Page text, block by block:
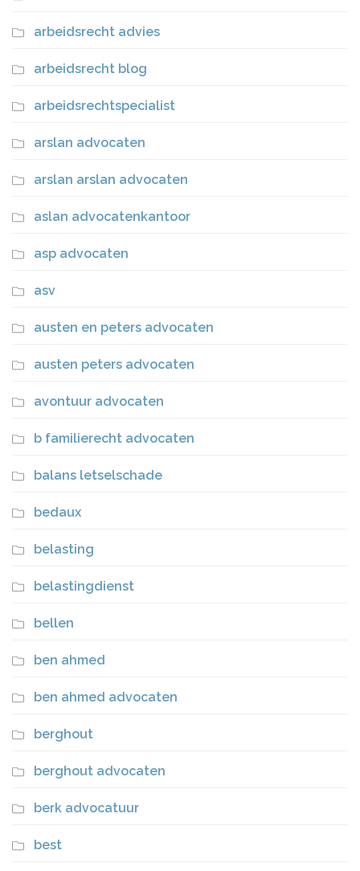
arbeidsrecht advies
arbeidsrecht blog
arbeidsrechtspecialist
arslan advocaten
arslan arslan advocaten
aslan advocatenkantoor
asp advocaten
asv
austen en peters advocaten
austen peters advocaten
avontuur advocaten
b familierecht advocaten
balans letselschade
bedaux
belasting
belastingdienst
bellen
ben ahmed
ben ahmed advocaten
berghout
berghout advocaten
berk advocatuur
best